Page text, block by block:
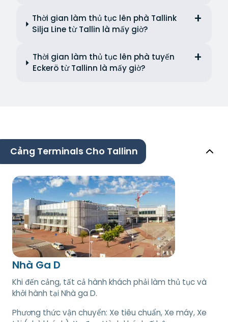
Thời gian làm thủ tục lên phà Tallink
Silja Line từ Tallin là mấy giờ?
Thời gian làm thủ tục lên phà tuyến
Eckerö từ Tallinn là mấy giờ?
Cảng Terminals Cho Tallinn
Nhà Ga D
Khi đến cảng, tất cả hành khách phải làm thủ tục và
khởi hành tại Nhà ga D.
Phương thức vận chuyển: Xe tiêu chuẩn, Xe máy, Xe